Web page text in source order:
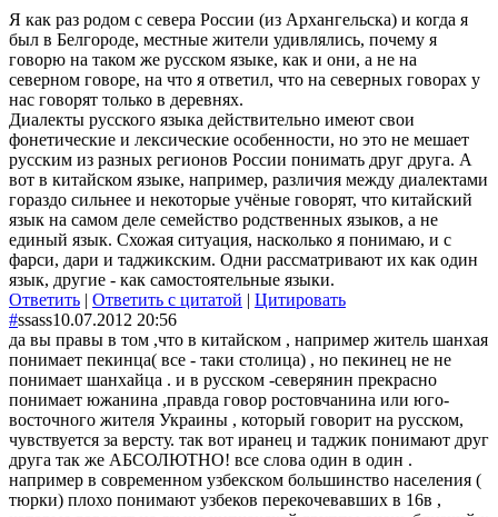
Я как раз родом с севера России (из Архангельска) и когда я
был в Белгороде, местные жители удивлялись, почему я
говорю на таком же русском языке, как и они, а не на
северном говоре, на что я ответил, что на северных говорах у
нас говорят только в деревнях.
Диалекты русского языка действительно имеют свои
фонетические и лексические особенности, но это не мешает
русским из разных регионов России понимать друг друга. А
вот в китайском языке, например, различия между диалектами
гораздо сильнее и некоторые учёные говорят, что китайский
язык на самом деле семейство родственных языков, а не
единый язык. Схожая ситуация, насколько я понимаю, и с
фарси, дари и таджикским. Одни рассматривают их как один
язык, другие - как самостоятельные языки.
Ответить | Ответить с цитатой | Цитировать
#ssass10.07.2012 20:56
да вы правы в том ,что в китайском , например житель шанхая
понимает пекинца( все - таки столица) , но пекинец не не
понимает шанхайца . и в русском -северянин прекрасно
понимает южанина ,правда говор ростовчанина или юго-
восточного жителя Украины , который говорит на русском,
чувствуется за версту. так вот иранец и таджик понимают друг
друга так же АБСОЛЮТНО! все слова один в один .
например в современном узбекском большинство населения (
тюрки) плохо понимают узбеков перекочевавших в 16в ,